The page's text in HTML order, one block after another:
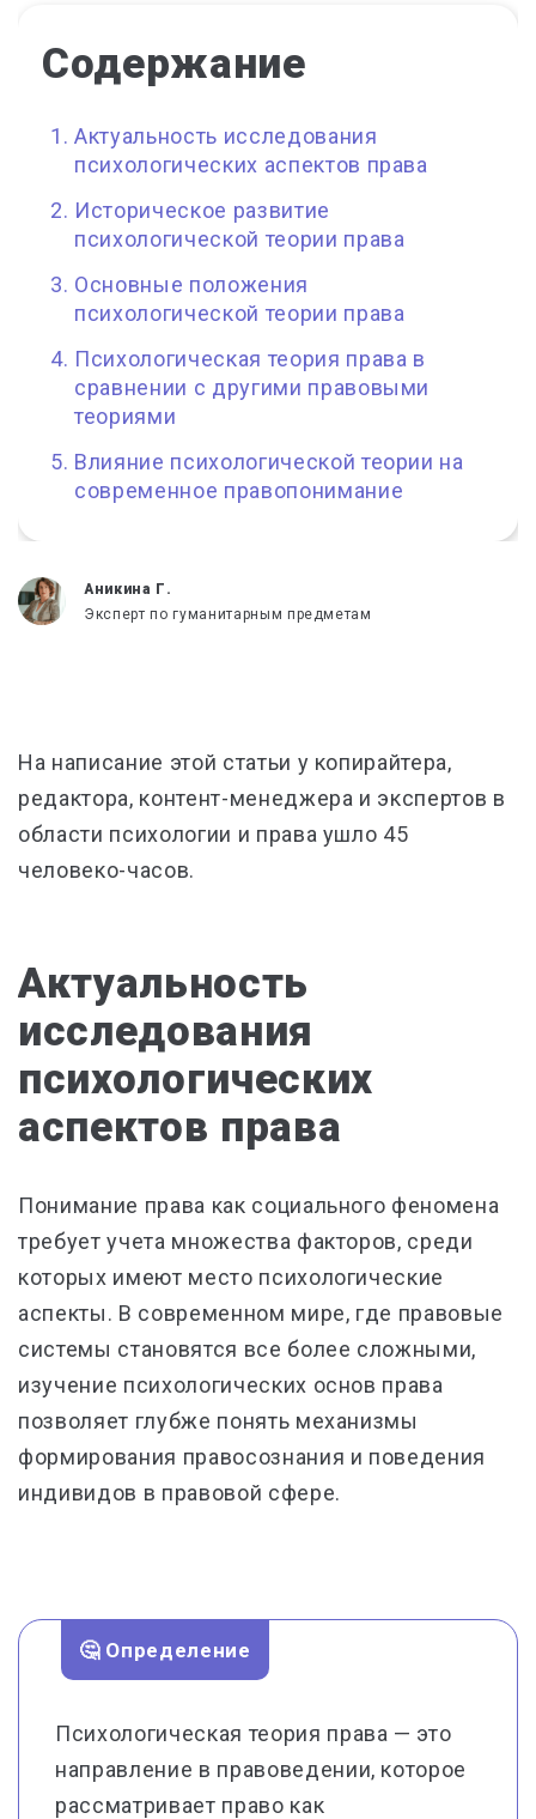
Содержание
Актуальность исследования
психологических аспектов права
Историческое развитие
психологической теории права
Основные положения
психологической теории права
Психологическая теория права в
сравнении с другими правовыми
теориями
Влияние психологической теории на
современное правопонимание
Аникина Г.
Эксперт по гуманитарным предметам
На написание этой статьи у копирайтера,
редактора, контент-менеджера и экспертов в
области психологии и права ушло 45
человеко-часов.
Актуальность
исследования
психологических
аспектов права
Понимание права как социального феномена
требует учета множества факторов, среди
которых имеют место психологические
аспекты. В современном мире, где правовые
системы становятся все более сложными,
изучение психологических основ права
позволяет глубже понять механизмы
формирования правосознания и поведения
индивидов в правовой сфере.
🤔 Определение
Психологическая теория права — это
направление в правоведении, которое
рассматривает право как